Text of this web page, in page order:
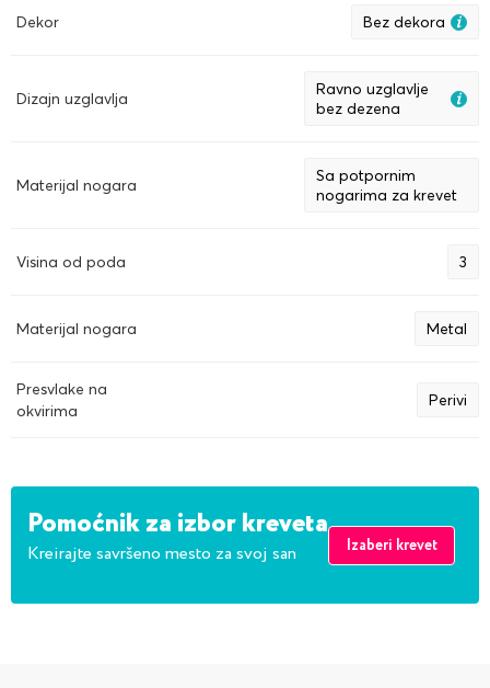
Dekor Bez dekora
Dizajn uzglavlja
Ravno uzglavlje
bez dezena
Materijal nogara
Sa potpornim
nogarima za krevet
Visina od poda 3
Materijal nogara Metal
Presvlake na
okvirima
Perivi
Pomoćnik za izbor kreveta
Kreirajte savršeno mesto za svoj san Izaberi krevet